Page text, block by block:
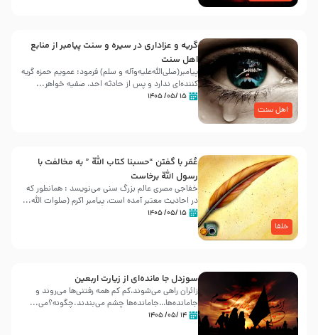
اهل سنت
گریه و عزاداری در سیره و سنت پیامبر از منابع
اهل سنت
پیامبر(صلی‌الله‌علیه‌وآله و سلم) فرمود: عمویم حمزه گریه
کننده‌ای ندارد و پس از حادثه احد، صفیه خواهر...
۱۵ /۰۵/ ۱۴۰۵
خلفا
عُمَر با گفتن “حسبنا كتاب اللّه ” به مخالفت با
رسول اللّه برخاست
خفاجی مصری عالم بزرگ سنی می‌نویسد : همانطور که
در احادیث معتبر آمده است، پیامبر اکرم (صلوات اللّه...
۱۵ /۰۵/ ۱۴۰۵
سوزدل جا مانده‌ای از زیارت اربعین
زائران راهی می‌شوند،کم‌ کم همه رفتنی‌ها می‌روند و
جامانده‌ها…جامانده‌ها چشم می‌بندند.چگونه؟می‌...
۱۴ /۰۵/ ۱۴۰۵